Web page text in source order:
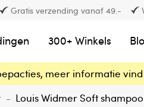
Gratis verzending vanaf 49.-
300+ Winkels
meer informatie
- Louis Widmer Soft